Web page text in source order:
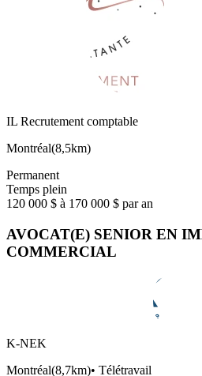
IL Recrutement comptable
Montréal(8,5km)
Permanent
Temps plein
120 000 $ à 170 000 $ par an
AVOCAT(E) SENIOR EN
COMMERCIAL
K-NEK
Montréal(8,7km)• Télétravail